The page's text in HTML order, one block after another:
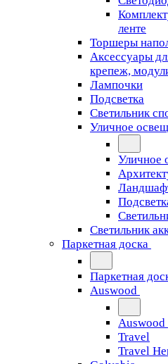
ленте
Торшеры
Аксессуары
крепеж,
Лампочки
Подсветка
Светильник
Уличное
Уличное
Светильник
Паркетная доска
Паркетная
Auswood
Auswood
Travel
Travel